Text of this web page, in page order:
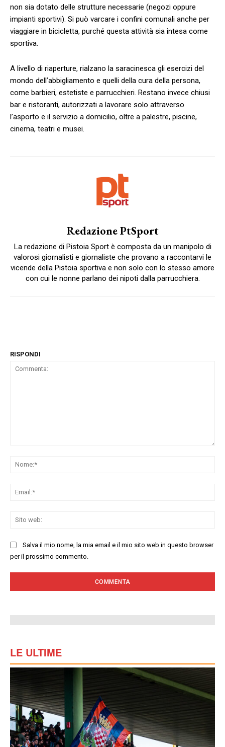
non sia dotato delle strutture necessarie (negozi oppure
impianti sportivi). Si può varcare i confini comunali anche per
viaggiare in bicicletta, purché questa attività sia intesa come
sportiva.
A livello di riaperture, rialzano la saracinesca gli esercizi del
mondo dell’abbigliamento e quelli della cura della persona,
come barbieri, estetiste e parrucchieri. Restano invece chiusi
bar e ristoranti, autorizzati a lavorare solo attraverso
l’asporto e il servizio a domicilio, oltre a palestre, piscine,
cinema, teatri e musei.
Redazione PtSport
La redazione di Pistoia Sport è composta da un manipolo di
valorosi giornalisti e giornaliste che provano a raccontarvi le
vicende della Pistoia sportiva e non solo con lo stesso amore
con cui le nonne parlano dei nipoti dalla parrucchiera.
RISPONDI
Salva il mio nome, la mia email e il mio sito web in questo browser
per il prossimo commento.
LE ULTIME